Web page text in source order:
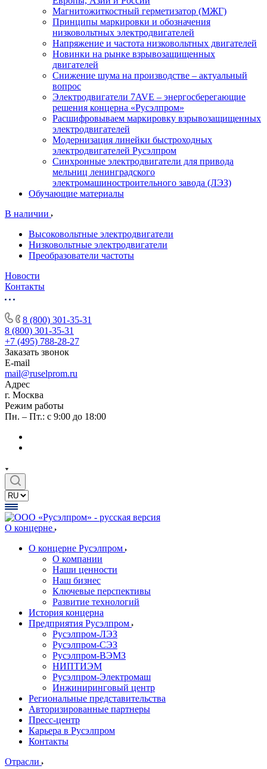
Магнитожиткостный герметизатор (МЖГ)
Принципы маркировки и обозначения
низковольтных электродвигателей
Напряжение и частота низковольтных двигателей
Новинки на рынке взрывозащищенных
двигателей
Снижение шума на производстве – актуальный
вопрос
Электродвигатели 7AVE – энергосберегающие
решения концерна «Русэлпром»
Расшифровываем маркировку взрывозащищенных
электродвигателей
Модернизация линейки быстроходных
электродвигателей Русэлпром
Синхронные электродвигатели для привода
мельниц ленинградского
электромашиностроительного завода (ЛЭЗ)
Обучающие материалы
В наличии
Высоковольтные электродвигатели
Низковольтные электродвигатели
Преобразователи частоты
Новости
Контакты
8 (800) 301-35-31
8 (800) 301-35-31
+7 (495) 788-28-27
Заказать звонок
E-mail
mail@ruselprom.ru
Адрес
г. Москва
Режим работы
Пн. – Пт.: с 9:00 до 18:00
О концерне
О концерне Русэлпром
О компании
Наши ценности
Наш бизнес
Ключевые перспективы
Развитие технологий
История концерна
Предприятия Русэлпром
Русэлпром-ЛЭЗ
Русэлпром-СЭЗ
Русэлпром-ВЭМЗ
НИПТИЭМ
Русэлпром-Электромаш
Инжиниринговый центр
Региональные представительства
Авторизированные партнеры
Пресс-центр
Карьера в Русэлпром
Контакты
Отрасли